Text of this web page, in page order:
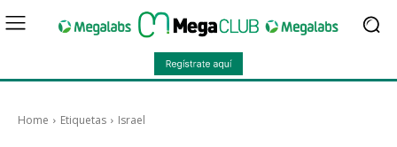
Home Etiquetas Israel